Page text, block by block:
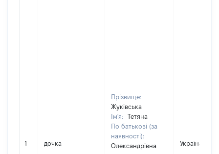
1 дочка
Прізвище:
Жуківська
Ім'я:
Тетяна
По батькові (за
наявності):
Олександрівна
Україна